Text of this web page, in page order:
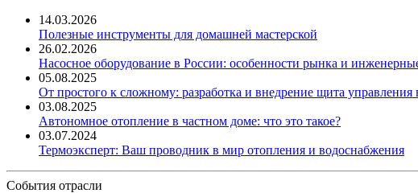
14.03.2026
Полезные инструменты для домашней мастерской
26.02.2026
Насосное оборудование в России: особенности рынка и
05.08.2025
От простого к сложному: разработка и внедрение щита управления
03.08.2025
Автономное отопление в частном доме: что это такое?
03.07.2024
Термоэксперт: Ваш проводник в мир отопления и водоснабжения
События отрасли